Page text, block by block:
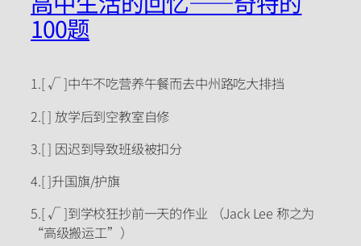
100题
1.[ √ ]中午不吃营养午餐而去中州路吃大排挡
2.[ ] 放学后到空教室自修
3.[ ] 因迟到导致班级被扣分
4.[ ]升国旗/护旗
5.[ √ ]到学校狂抄前一天的作业 （Jack Lee 称之为
“高级搬运工”）